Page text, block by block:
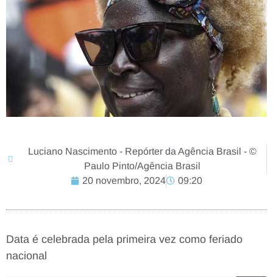
Luciano Nascimento - Repórter da Agência Brasil - ©
Paulo Pinto/Agência Brasil
20 novembro, 2024
09:20
Data é celebrada pela primeira vez como feriado
nacional